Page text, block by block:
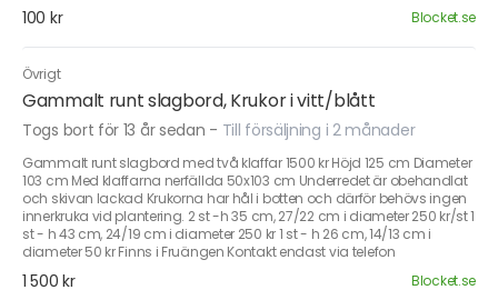
100 kr Blocket.se
Övrigt
Gammalt runt slagbord, Krukor i vitt/blått
Togs bort för 13 år sedan - Till försäljning i 2 månader
Gammalt runt slagbord med två klaffar 1500 kr Höjd 125 cm Diameter
103 cm Med klaffarna nerfällda 50x103 cm Underredet är obehandlat
och skivan lackad Krukorna har hål i botten och därför behövs ingen
innerkruka vid plantering. 2 st -h 35 cm, 27/22 cm i diameter 250 kr/st 1
st - h 43 cm, 24/19 cm i diameter 250 kr 1 st - h 26 cm, 14/13 cm i
diameter 50 kr Finns i Fruängen Kontakt endast via telefon
1 500 kr Blocket.se